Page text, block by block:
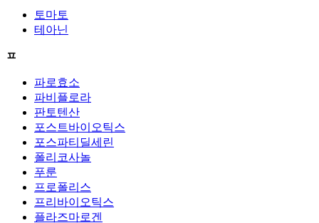
토마토
테아닌
ㅍ
파로효소
파비플로라
판토텐산
포스트바이오틱스
포스파티딜세린
폴리코사놀
푸룬
프로폴리스
프리바이오틱스
플라즈마로겐